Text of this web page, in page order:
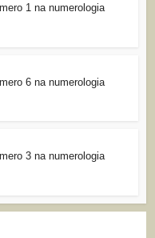
1 na numerologia
6 na numerologia
3 na numerologia